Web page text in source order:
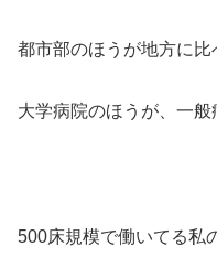
都市部のほうが地方に比
大学病院のほうが、一般
500床規模で働いてる私